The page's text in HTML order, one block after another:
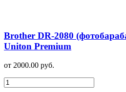
Brother DR-2080
Uniton Premium
от 2000.00 руб.